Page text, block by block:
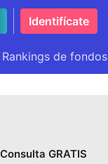
Identifícate
Rankings de fondos
GRATIS